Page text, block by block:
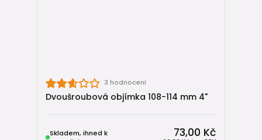
3 hodnocení
Dvoušroubová objímka 108-114 mm 4"
73,00 Kč
Skladem, ihned k